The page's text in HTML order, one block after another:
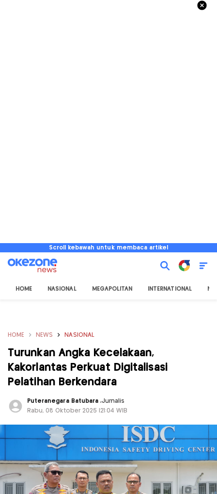
Scroll kebawah untuk membaca artikel
HOME NASIONAL MEGAPOLITAN INTERNATIONAL
HOME NEWS NASIONAL
Turunkan Angka Kecelakaan,
Kakorlantas Perkuat Digitalisasi
Pelatihan Berkendara
Puteranegara Batubara,Jurnalis
Rabu, 08 Oktober 2025 |21:04 WIB